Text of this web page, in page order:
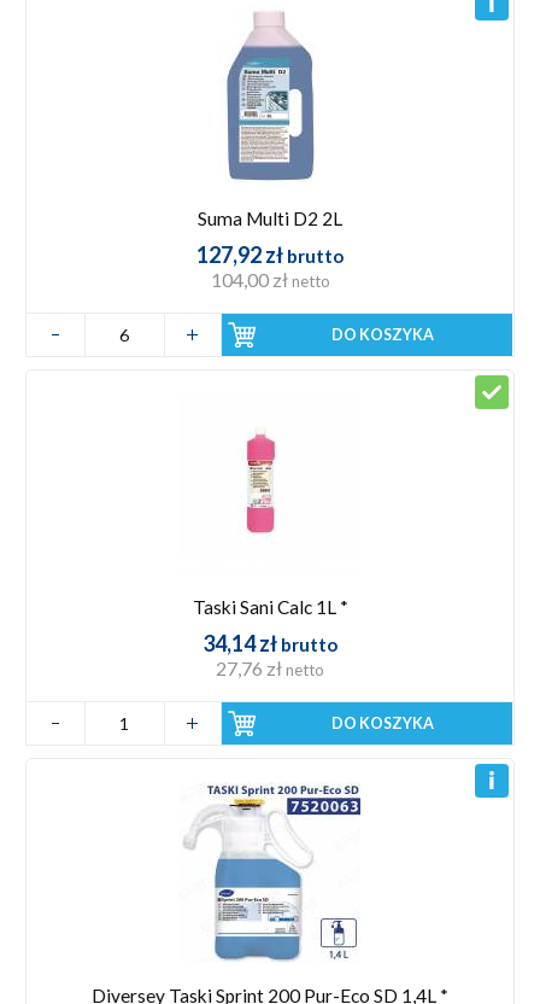
Suma Multi D2 2L
127,92 zł brutto
104,00 zł netto
DO KOSZYKA
Taski Sani Calc 1L *
34,14 zł brutto
27,76 zł netto
DO KOSZYKA
Diversey Taski Sprint 200 Pur-Eco SD 1,4L *